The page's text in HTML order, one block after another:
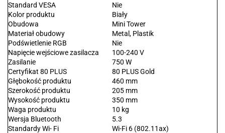
Standard VESA
Nie
Kolor produktu
Biały
Obudowa
Mini Tower
Materiał obudowy
Metal, Plastik
Podświetlenie RGB
Nie
Napięcie wejściowe zasilacza
100-240 V
Zasilanie
750 W
Certyfikat 80 PLUS
80 PLUS Gold
Głębokość produktu
460 mm
Szerokość produktu
205 mm
Wysokość produktu
350 mm
Waga produktu
10 kg
Wersja Bluetooth
5.3
Standardy Wi- Fi
Wi-Fi 6 (802.11ax)